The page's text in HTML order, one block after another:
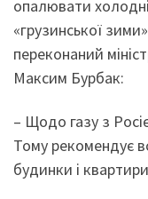
опалювати
«грузинської
переконаний
Максим Бурбак:
– Щодо газу з
Тому рекомендує
будинки і